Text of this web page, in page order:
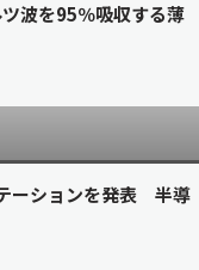
波を95％吸収する薄
ーションを発表 半導